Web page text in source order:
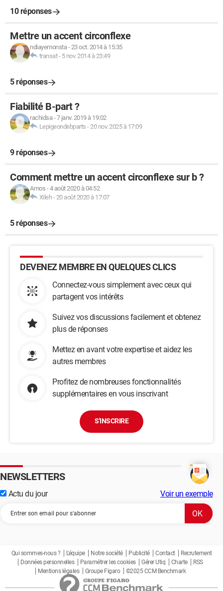
10 réponses
Mettre un accent circonflexe
ndiayemonsta-23 oct. 2014 à 15:35
transat- 5 nov. 2014 à 23:49
5 réponses
Fiabilité B-part ?
rachidsa-7 janv. 2019 à 19:02
Lepigeondebparts -20 nov. 2025 à 17:09
9 réponses
Comment mettre un accent circonflexe sur b ?
Amos -4 août 2020 à 04:52
Xileh-20 août 2020 à 17:07
5 réponses
DEVENEZ MEMBRE EN QUELQUES CLICS
Connectez-vous simplement avec ceux qui
partagent vos intérêts
Suivez vos discussions facilement et obtenez
plus de réponses
Mettez en avant votre expertise et aidez les
autres membres
Profitez de nombreuses fonctionnalités
supplémentaires en vous inscrivant
S'INSCRIRE
NEWSLETTERS
Actu du jour Voir un exemple
Qui sommes-nous ? L'équipe Notre société Publicité Contact
Recrutement
Données personnelles
Paramétrer les cookies Gérer Utiq Charte
RSS
Mentions légales
Groupe Figaro ©2025 CCM Benchmark